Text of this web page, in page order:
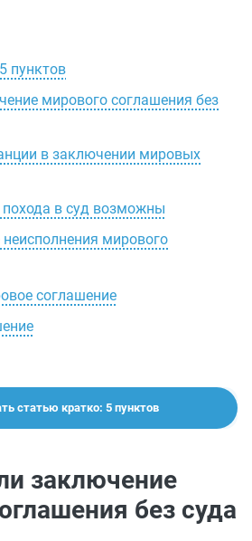
пунктов
мирового соглашения без
в заключении мировых
в суд возможны
мирового
соглашение
статью кратко: 5 пунктов
заключение
без суда